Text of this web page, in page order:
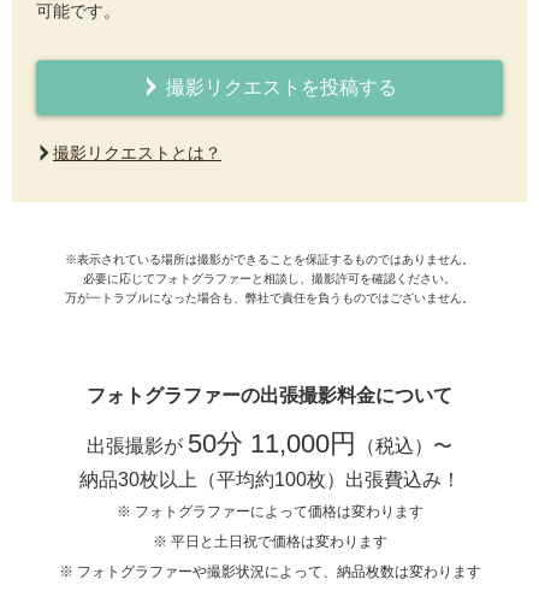
可能です。
撮影リクエストを投稿する
撮影リクエストとは？
※表示されている場所は撮影ができることを保証するものではありません。
必要に応じてフォトグラファーと相談し、撮影許可を確認ください。
万が一トラブルになった場合も、弊社で責任を負うものではございません。
フォトグラファーの出張撮影料金について
出張撮影が 50分 11,000円
（税込）〜
納品30枚以上（平均約100枚）出張費込み！
※ フォトグラファーによって価格は変わります
※ 平日と土日祝で価格は変わります
※ フォトグラファーや撮影状況によって、納品枚数は変わります